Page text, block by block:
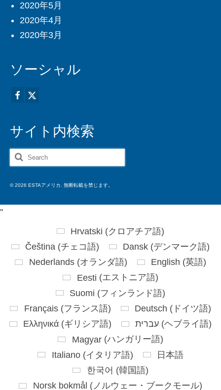
2020年5月
2020年4月
2020年3月
ソーシャル
サイト内検索
Search
for:
© 2026 ESTAアメリカ. 無断転載を禁じます。
''
Hrvatski (クロアチア語)
Čeština (チェコ語) Dansk (デンマーク語)
Nederlands(オランダ語) English (英語)
Eesti (エストニア語)
Suomi (フィンランド語)
Français(フランス語) Deutsch (ドイツ語)
Ελληνικά (ギリシア語) עברית (ヘブライ語)
Magyar(ハンガリー語)
Italiano(イタリア語)
日本語
한국어 (韓国語)
Norsk bokmål (ノルウェー・ブークモール)